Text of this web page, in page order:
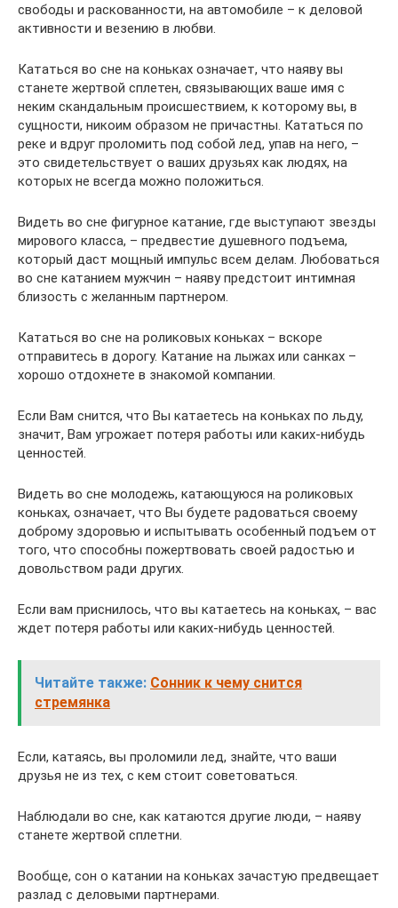
свободы и раскованности, на автомобиле – к деловой
активности и везению в любви.
Кататься во сне на коньках означает, что наяву вы
станете жертвой сплетен, связывающих ваше имя с
неким скандальным происшествием, к которому вы, в
сущности, никоим образом не причастны. Кататься по
реке и вдруг проломить под собой лед, упав на него, –
это свидетельствует о ваших друзьях как людях, на
которых не всегда можно положиться.
Видеть во сне фигурное катание, где выступают звезды
мирового класса, – предвестие душевного подъема,
который даст мощный импульс всем делам. Любоваться
во сне катанием мужчин – наяву предстоит интимная
близость с желанным партнером.
Кататься во сне на роликовых коньках – вскоре
отправитесь в дорогу. Катание на лыжах или санках –
хорошо отдохнете в знакомой компании.
Если Вам снится, что Вы катаетесь на коньках по льду,
значит, Вам угрожает потеря работы или каких-нибудь
ценностей.
Видеть во сне молодежь, катающуюся на роликовых
коньках, означает, что Вы будете радоваться своему
доброму здоровью и испытывать особенный подъем от
того, что способны пожертвовать своей радостью и
довольством ради других.
Если вам приснилось, что вы катаетесь на коньках, – вас
ждет потеря работы или каких-нибудь ценностей.
Читайте также: Сонник к чему снится
стремянка
Если, катаясь, вы проломили лед, знайте, что ваши
друзья не из тех, с кем стоит советоваться.
Наблюдали во сне, как катаются другие люди, – наяву
станете жертвой сплетни.
Вообще, сон о катании на коньках зачастую предвещает
разлад с деловыми партнерами.